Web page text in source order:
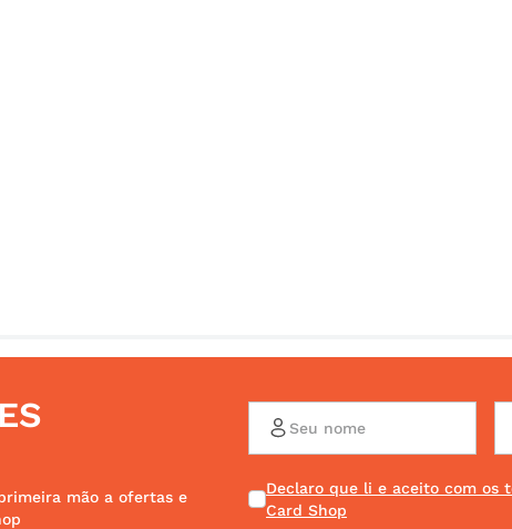
mão a ofertas e
Declaro que li e aceito com os
Card Shop